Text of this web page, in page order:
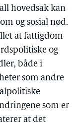
hovedsak kan
og sosial nød.
at fattigdom
og
både i
som andre
som er
at det